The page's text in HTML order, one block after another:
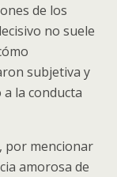
de los
no suele
subjetiva y
la conducta
por mencionar
amorosa de